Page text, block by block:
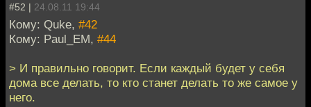
#52 | 24.08.11 19:44
Кому: Quke, #42
Кому: Paul_EM, #44
> И правильно говорит. Если каждый будет у себя
дома все делать, то кто станет делать то же самое у
него.